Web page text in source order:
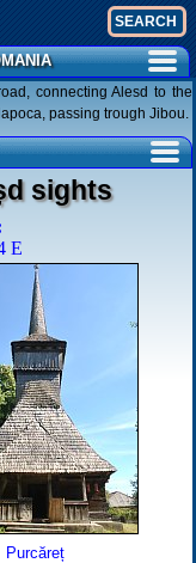
connecting Alesd to the
passing trough Jibou.
sights
E
Purcăreț